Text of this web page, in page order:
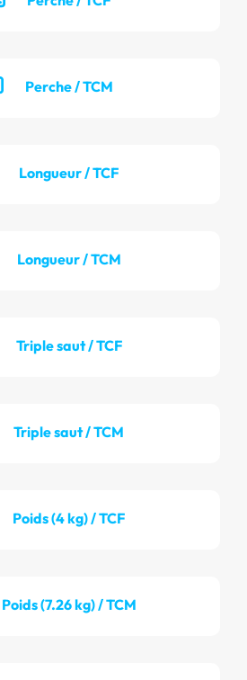
Perche / TCM
Longueur / TCF
Longueur / TCM
Triple saut / TCF
Triple saut / TCM
Poids (4 kg) / TCF
Poids (7.26 kg) / TCM